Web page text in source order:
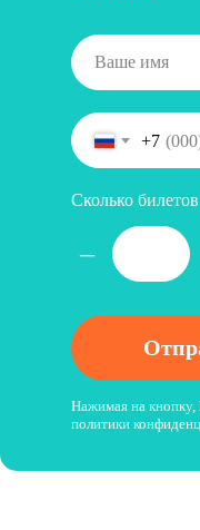
+7
Сколько
–
Нажимая на кнопку,
политики